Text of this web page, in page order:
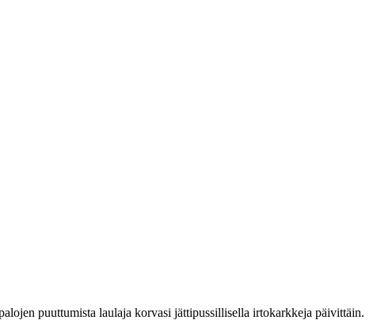
puuttumista laulaja korvasi jättipussillisella irtokarkkeja päivittäin.